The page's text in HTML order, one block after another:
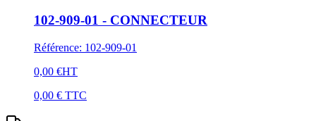
102-909-01 - CONNECTEUR
Référence: 102-909-01
0,00 €HT
0,00 € TTC